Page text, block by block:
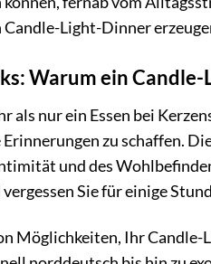
Light-Dinner
Warum ein
als nur ein Essen bei
zu schaffen.
und des
Sie für einige
Möglichkeiten, Ihr